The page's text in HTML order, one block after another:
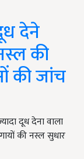
देने
की
की जांच
दूध देना वाला
की नस्ल सुधार